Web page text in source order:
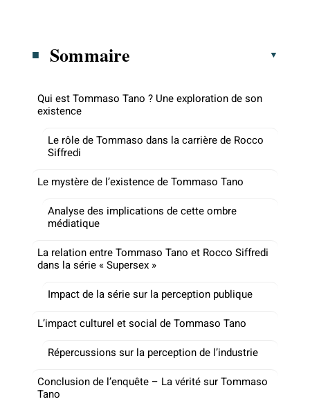
Sommaire
Qui est Tommaso Tano ? Une exploration de son
existence
Le rôle de Tommaso dans la carrière de Rocco
Siffredi
Le mystère de l’existence de Tommaso Tano
Analyse des implications de cette ombre
médiatique
La relation entre Tommaso Tano et Rocco Siffredi
dans la série « Supersex »
Impact de la série sur la perception publique
L’impact culturel et social de Tommaso Tano
Répercussions sur la perception de l’industrie
Conclusion de l’enquête – La vérité sur Tommaso
Tano